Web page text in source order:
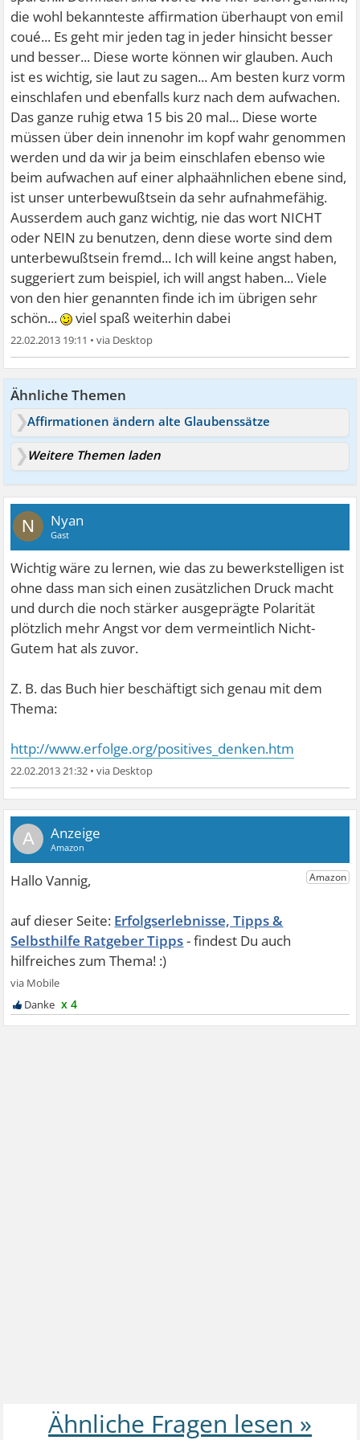
die wohl bekannteste affirmation überhaupt von emil
coué... Es geht mir jeden tag in jeder hinsicht besser
und besser... Diese worte können wir glauben. Auch
ist es wichtig, sie laut zu sagen... Am besten kurz vorm
einschlafen und ebenfalls kurz nach dem aufwachen.
Das ganze ruhig etwa 15 bis 20 mal... Diese worte
müssen über dein innenohr im kopf wahr genommen
werden und da wir ja beim einschlafen ebenso wie
beim aufwachen auf einer alphaähnlichen ebene sind,
ist unser unterbewußtsein da sehr aufnahmefähig.
Ausserdem auch ganz wichtig, nie das wort NICHT
oder NEIN zu benutzen, denn diese worte sind dem
unterbewußtsein fremd... Ich will keine angst haben,
suggeriert zum beispiel, ich will angst haben... Viele
von den hier genannten finde ich im übrigen sehr
schön...
viel spaß weiterhin dabei
22.02.2013 19:11 •
Ähnliche Themen
Affirmationen ändern alte Glaubenssätze
Weitere Themen laden
N Nyan
Gast
Wichtig wäre zu lernen, wie das zu bewerkstelligen ist
ohne dass man sich einen zusätzlichen Druck macht
und durch die noch stärker ausgeprägte Polarität
plötzlich mehr Angst vor dem vermeintlich Nicht-
Gutem hat als zuvor.
Z. B. das Buch hier beschäftigt sich genau mit dem
Thema:
http://www.erfolge.org/positives_denken.htm
22.02.2013 21:32 •
A
Erfolgserlebnisse, Tipps &
Selbsthilfe Ratgeber Tipps
x 4